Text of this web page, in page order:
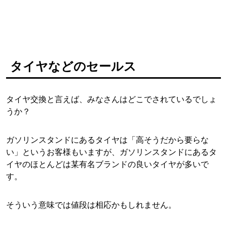
タイヤなどのセールス
タイヤ交換と言えば、みなさんはどこでされているでしょ
うか？
ガソリンスタンドにあるタイヤは「高そうだから要らな
い」というお客様もいますが、ガソリンスタンドにあるタ
イヤのほとんどは某有名ブランドの良いタイヤが多いで
す。
そういう意味では値段は相応かもしれません。